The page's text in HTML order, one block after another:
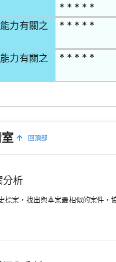
* * * * *
力有關之
* * * * *
力有關之
* * * * *
回頂部
分析
標案，找出與本案最相似的案件，